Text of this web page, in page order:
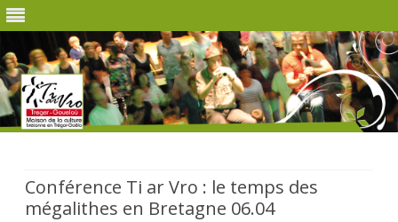
Conférence Ti ar Vro : le temps des
mégalithes en Bretagne 06.04